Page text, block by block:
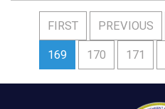
FIRST PREVIOUS
169 170 171